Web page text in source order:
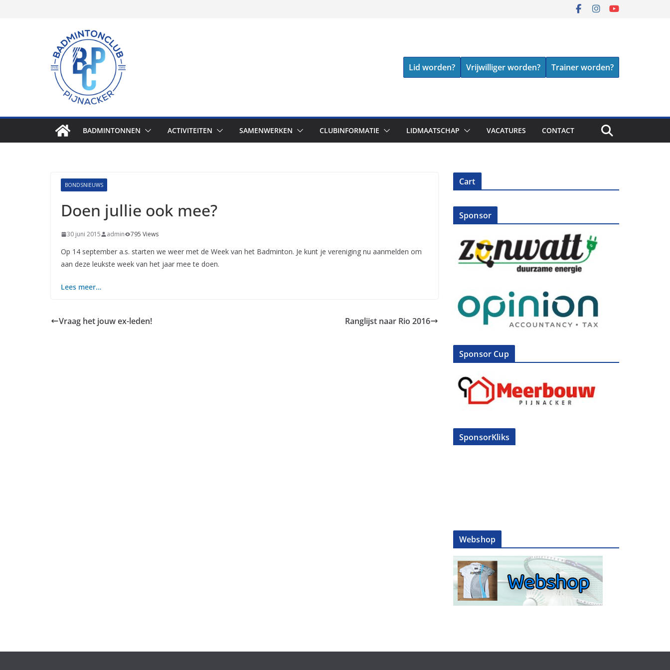
Lid worden? Vrijwilliger worden? Trainer worden?
BADMINTONNEN ACTIVITEITEN SAMENWERKEN CLUBINFORMATIE LIDMAATSCHAP VACATURES CONTACT
BONDSNIEUWS
Doen jullie ook mee?
30 juni 2015 admin 795 Views
Op 14 september a.s. starten we weer met de Week van het Badminton. Je kunt je vereniging nu aanmelden om
aan deze leukste week van het jaar mee te doen.
Lees meer…
Vraag het jouw ex-leden! Ranglijst naar Rio 2016
Cart
Sponsor
Sponsor Cup
SponsorKliks
Webshop